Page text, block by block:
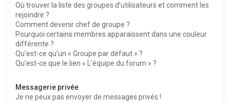
Où trouver la liste des groupes d’utilisateurs et comment les
rejoindre ?
Comment devenir chef de groupe ?
Pourquoi certains membres apparaissent dans une couleur
différente ?
Qu’est-ce qu’un « Groupe par défaut » ?
Qu’est-ce que le lien « L’équipe du forum » ?
Messagerie privée
Je ne peux pas envoyer de messages privés !